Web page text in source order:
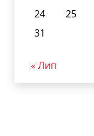
24
25
31
« Лип